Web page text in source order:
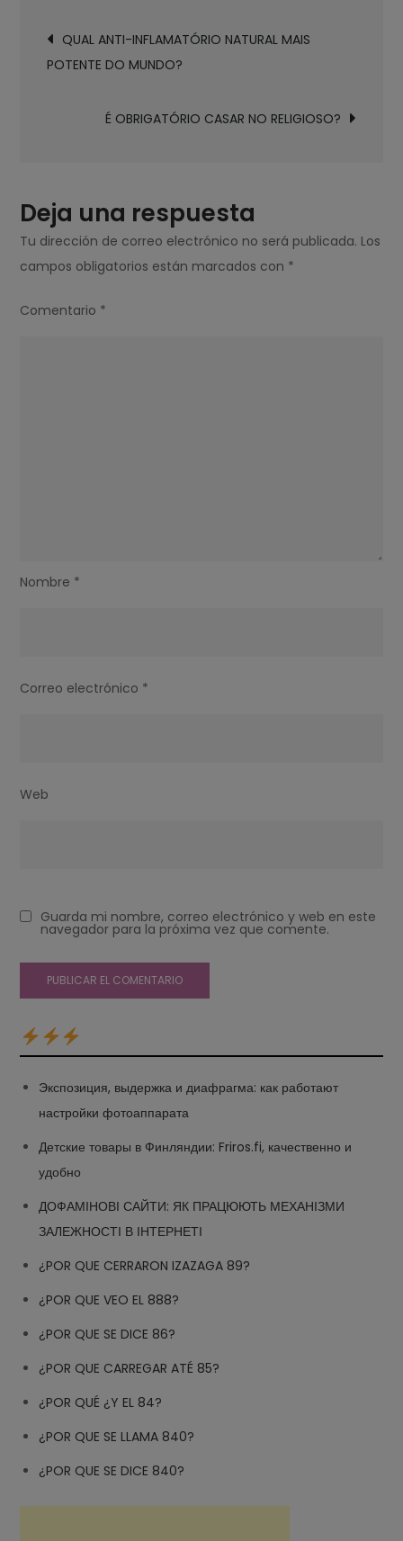
PAÍS
QUE
CONSOME
MUNDO?
deQUAL ANTI-INFLAMATÓRIO NATURAL MAIS
POTENTE DO MUNDO?
É OBRIGATÓRIO CASAR NO RELIGIOSO?
Deja una respuesta
Tu dirección de correo electrónico no será publicada. Los
campos obligatorios están marcados con *
Comentario *
Nombre *
Correo electrónico *
Web
Guarda mi nombre, correo electrónico y web en este
navegador para la próxima vez que comente.
Экспозиция, выдержка и диафрагма: как работают
настройки фотоаппарата
Детские товары в Финляндии: Friros.fi, качественно и
удобно
ДОФАМІНОВІ САЙТИ: ЯК ПРАЦЮЮТЬ МЕХАНІЗМИ
ЗАЛЕЖНОСТІ В ІНТЕРНЕТІ
¿POR QUE CERRARON IZAZAGA 89?
¿POR QUE VEO EL 888?
¿POR QUE SE DICE 86?
¿POR QUE CARREGAR ATÉ 85?
¿POR QUÉ ¿Y EL 84?
¿POR QUE SE LLAMA 840?
¿POR QUE SE DICE 840?